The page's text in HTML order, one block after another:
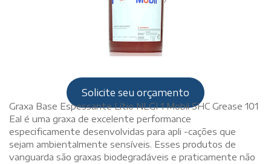
Solicite seu orçamento
Graxa Base Espessante Lítio NLGI 1 Mobil SHC Grease 101
Eal é uma graxa de excelente performance
especificamente desenvolvidas para apli -cações que
sejam ambientalmente sensíveis. Esses produtos de
vanguarda são graxas biodegradáveis e praticamente não